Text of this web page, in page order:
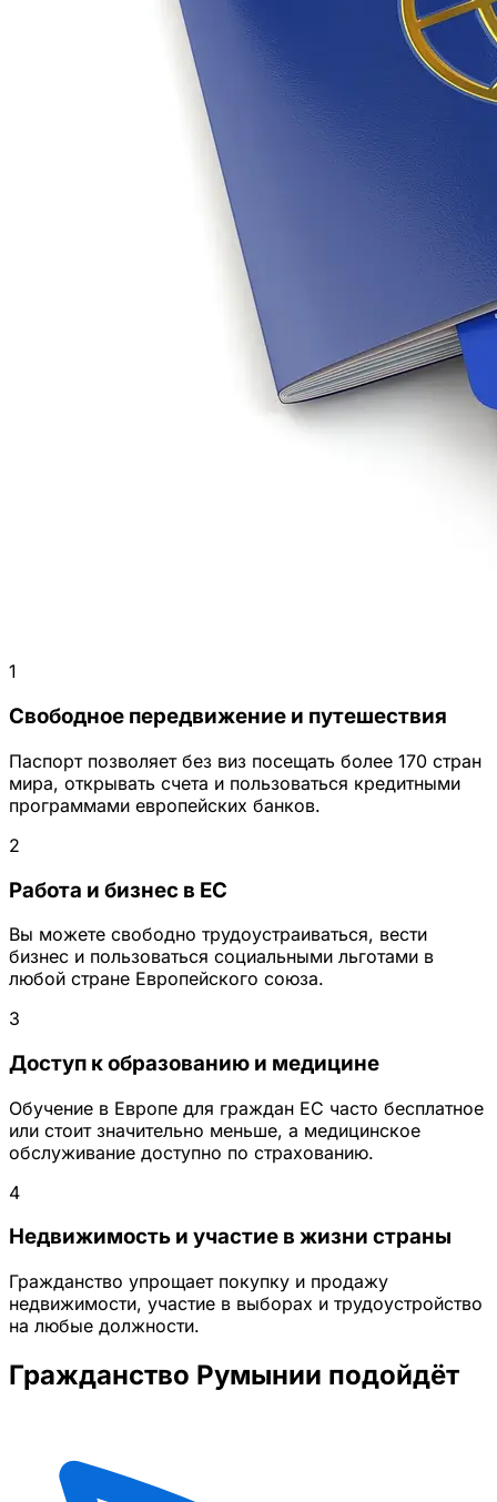
1
Свободное передвижение и путешествия
Паспорт позволяет без виз посещать более 170 стран
мира, открывать счета и пользоваться кредитными
программами европейских банков.
2
Работа и бизнес в ЕС
Вы можете свободно трудоустраиваться, вести
бизнес и пользоваться социальными льготами в
любой стране Европейского союза.
3
Доступ к образованию и медицине
Обучение в Европе для граждан ЕС часто бесплатное
или стоит значительно меньше, а медицинское
обслуживание доступно по страхованию.
4
Недвижимость и участие в жизни страны
Гражданство упрощает покупку и продажу
недвижимости, участие в выборах и трудоустройство
на любые должности.
Гражданство Румынии подойдёт